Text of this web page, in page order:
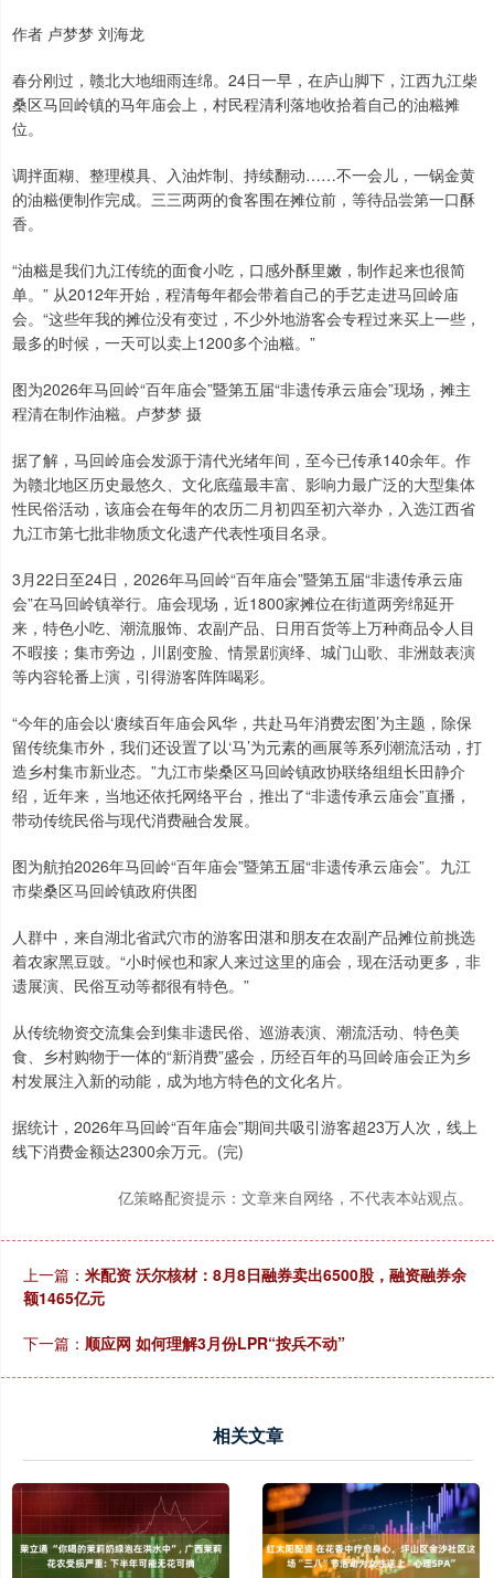
作者 卢梦梦 刘海龙
春分刚过，赣北大地细雨连绵。24日一早，在庐山脚下，江西九江柴
桑区马回岭镇的马年庙会上，村民程清利落地收拾着自己的油糍摊
位。
调拌面糊、整理模具、入油炸制、持续翻动……不一会儿，一锅金黄
的油糍便制作完成。三三两两的食客围在摊位前，等待品尝第一口酥
香。
“油糍是我们九江传统的面食小吃，口感外酥里嫩，制作起来也很简
单。” 从2012年开始，程清每年都会带着自己的手艺走进马回岭庙
会。“这些年我的摊位没有变过，不少外地游客会专程过来买上一些，
最多的时候，一天可以卖上1200多个油糍。”
图为2026年马回岭“百年庙会”暨第五届“非遗传承云庙会”现场，摊主
程清在制作油糍。卢梦梦 摄
据了解，马回岭庙会发源于清代光绪年间，至今已传承140余年。作
为赣北地区历史最悠久、文化底蕴最丰富、影响力最广泛的大型集体
性民俗活动，该庙会在每年的农历二月初四至初六举办，入选江西省
九江市第七批非物质文化遗产代表性项目名录。
3月22日至24日，2026年马回岭“百年庙会”暨第五届“非遗传承云庙
会”在马回岭镇举行。庙会现场，近1800家摊位在街道两旁绵延开
来，特色小吃、潮流服饰、农副产品、日用百货等上万种商品令人目
不暇接；集市旁边，川剧变脸、情景剧演绎、城门山歌、非洲鼓表演
等内容轮番上演，引得游客阵阵喝彩。
“今年的庙会以‘赓续百年庙会风华，共赴马年消费宏图’为主题，除保
留传统集市外，我们还设置了以‘马’为元素的画展等系列潮流活动，打
造乡村集市新业态。”九江市柴桑区马回岭镇政协联络组组长田静介
绍，近年来，当地还依托网络平台，推出了“非遗传承云庙会”直播，
带动传统民俗与现代消费融合发展。
图为航拍2026年马回岭“百年庙会”暨第五届“非遗传承云庙会”。九江
市柴桑区马回岭镇政府供图
人群中，来自湖北省武穴市的游客田湛和朋友在农副产品摊位前挑选
着农家黑豆豉。“小时候也和家人来过这里的庙会，现在活动更多，非
遗展演、民俗互动等都很有特色。”
从传统物资交流集会到集非遗民俗、巡游表演、潮流活动、特色美
食、乡村购物于一体的“新消费”盛会，历经百年的马回岭庙会正为乡
村发展注入新的动能，成为地方特色的文化名片。
据统计，2026年马回岭“百年庙会”期间共吸引游客超23万人次，线上
线下消费金额达2300余万元。(完)
亿策略配资提示：文章来自网络，不代表本站观点。
上一篇： 米配资 沃尔核材：8月8日融券卖出6500股，融资融券余
额1465亿元
下一篇： 顺应网 如何理解3月份LPR“按兵不动”
相关文章